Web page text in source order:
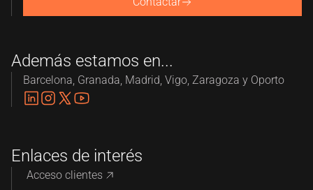
Además estamos en...
Barcelona, Granada, Madrid, Vigo, Zaragoza y Oporto
Enlaces de interés
Acceso clientes